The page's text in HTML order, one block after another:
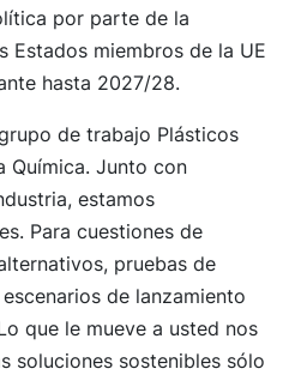
por parte de la
Estados miembros de la UE
hasta 2027/28.
de trabajo Plásticos
Química. Junto con
estamos
Para cuestiones de
pruebas de
de lanzamiento
que le mueve a usted nos
soluciones sostenibles sólo